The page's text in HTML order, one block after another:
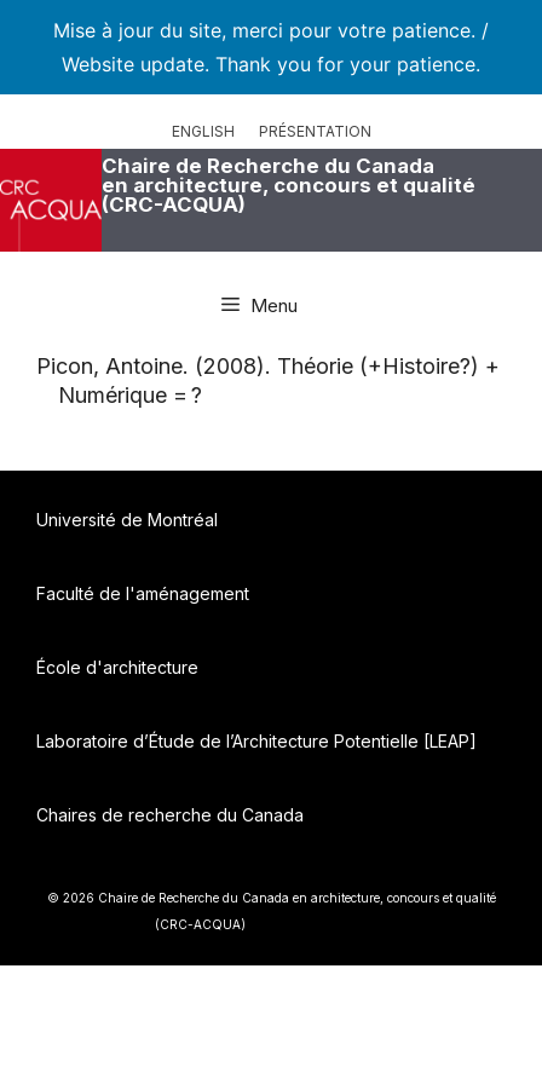
Mise à jour du site, merci pour votre patience. /
Website update. Thank you for your patience.
ENGLISH PRÉSENTATION
Chaire de Recherche du Canada
en architecture, concours et qualité
(CRC-ACQUA)
Menu
Picon, Antoine. (2008). Théorie (+Histoire?) +
Numérique = ?
Université de Montréal
Faculté de l'aménagement
École d'architecture
Laboratoire d’Étude de l’Architecture Potentielle [LEAP]
Chaires de recherche du Canada
© 2026 Chaire de Recherche du Canada en architecture, concours et qualité
(CRC-ACQUA)